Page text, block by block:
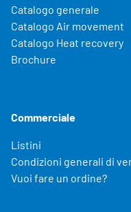
Catalogo generale
Catalogo Air movement
Catalogo Heat recovery
Brochure
Commerciale
Listini
Condizioni generali di
Vuoi fare un ordine?